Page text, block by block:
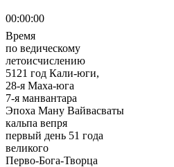
00:00:00
Время
по ведическому
летоисчислению
5121 год Кали-юги,
28-я Маха-юга
7-я манвантара
Эпоха Ману Вайвасваты
кальпа вепря
первый день 51 года
великого
Перво-Бога-Творца